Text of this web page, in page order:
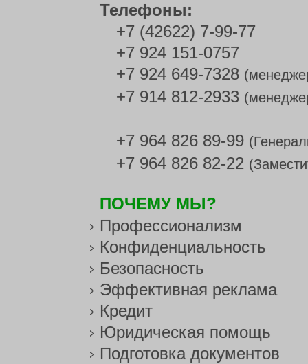
Телефоны:
+7 (42622) 7-99-77
+7 924 151-0757
+7 924 649-7328
+7 914 812-2933
+7 964 826 89-99
+7 964 826 82-22
ПОЧЕМУ МЫ?
Профессионализм
Конфиденциальность
Безопасность
Эффективная реклама
Кредит
Юридическая помощь
Подготовка документов